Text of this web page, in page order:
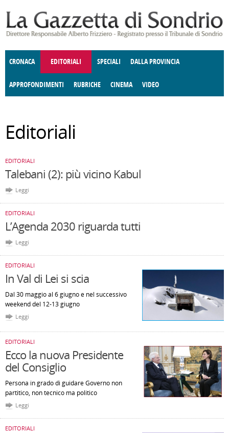
CRONACA EDITORIALI SPECIALI DALLA PROVINCIA
APPROFONDIMENTI
E SPETTACOLI POLITICA
RUBRICHE
DELLE IDEE FATTI DELLO SPIRITO
CINEMA VIDEO
Editoriali
EDITORIALI
Talebani (2): più vicino Kabul
Leggi
EDITORIALI
L’Agenda 2030 riguarda tutti
Leggi
EDITORIALI
In Val di Lei si scia
Dal 30 maggio al 6 giugno e nel successivo
weekend del 12-13 giugno
Leggi
EDITORIALI
Ecco la nuova Presidente
del Consiglio
Persona in grado di guidare Governo non
partitico, non tecnico ma politico
Leggi
EDITORIALI